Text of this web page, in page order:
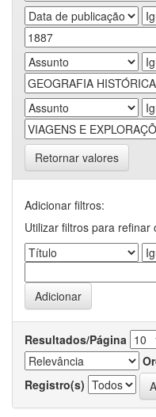
Retornar valores
Adicionar filtros:
Utilizar filtros para refinar
Resultados/Página
Registro(s)